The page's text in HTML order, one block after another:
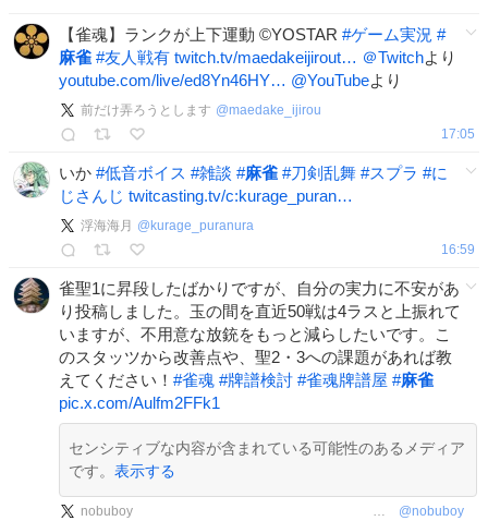
【雀魂】ランクが上下運動 ©YOSTAR #ゲーム実況 #
麻雀 #友人戦有 twitch.tv/maedakeijirout… ＠Twitchより
youtube.com/live/ed8Yn46HY… @YouTubeより
前だけ弄ろうとします @maedake_ijirou
17:05
いか #低音ボイス #雑談 #麻雀 #刀剣乱舞 #スプラ #に
じさんじ twitcasting.tv/c:kurage_puran…
浮海海月 @ kurage_puranura
16:59
雀聖1に昇段したばかりですが、自分の実力に不安があ
り投稿しました。玉の間を直近50戦は4ラスと上振れて
いますが、不用意な放銃をもっと減らしたいです。こ
のスタッツから改善点や、聖2・3への課題があれば教
えてください！ #雀魂 #牌譜検討 #雀魂牌譜屋 #麻雀
pic.x.com/Aulfm2FFk1
センシティブな内容が含まれている可能性のあるメディア
です。 表示する
nobuboyᅠᅠᅠᅠᅠᅠᅠᅠᅠᅠᅠᅠᅠᅠᅠᅠᅠᅠᅠᅠᅠᅠᅠᅠᅠᅠ @nobuboy